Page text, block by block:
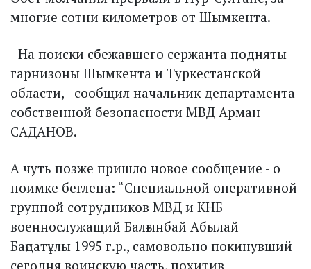
многие сотни километров от Шымкента.
- На поиски сбежавшего сержанта подняты
гарнизоны Шымкента и Туркестанской
области, - сообщил начальник департамента
собственной безопасности МВД Арман
САДАНОВ.
А чуть позже пришло новое сообщение - о
поимке беглеца: “Специальной оперативной
группой сотрудников МВД и КНБ
военнослужащий Балғынбай Абылай
Бағдатұлы 1995 г.р., самовольно покинувший
сегодня воинскую часть, похитив